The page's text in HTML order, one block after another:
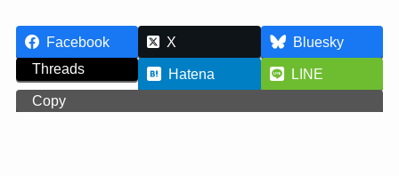
Facebook X
Bluesky
Threads
Hatena
LINE
Copy